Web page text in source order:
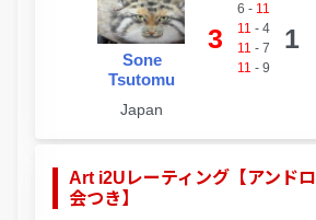
Sone
Tsutomu
Japan
3
6 - 11
11 - 4
11 - 7
11 - 9
1
Art i2Uレーティング【アンド
会つき】